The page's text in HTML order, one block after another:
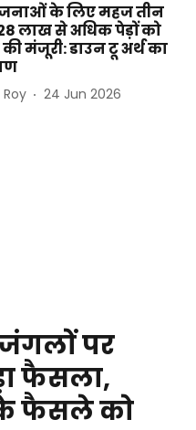
के लिए महज तीन
लाख से अधिक पेड़ों को
मंजूरी: डाउन टू अर्थ का
24 Jun 2026
पर
फैसला,
के फैसले को